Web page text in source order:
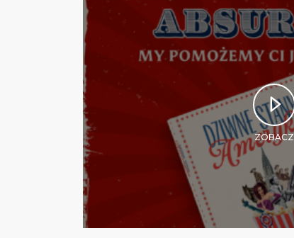
ZOBACZ